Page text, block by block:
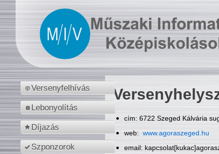
Versenyfelhívás
Lebonyolítás
Díjazás
Szponzorok
cím: 6722 Szeged Kálvária
web: www.agoraszeged.hu
email: